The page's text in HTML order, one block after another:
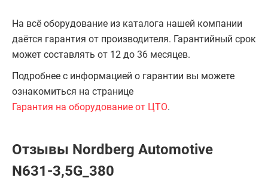
На всё оборудование из каталога нашей компании
даётся гарантия от производителя. Гарантийный срок
может составлять от 12 до 36 месяцев.
Подробнее с информацией о гарантии вы можете
ознакомиться на странице
Гарантия на оборудование от ЦТО.
Отзывы Nordberg Automotive
N631-3,5G_380